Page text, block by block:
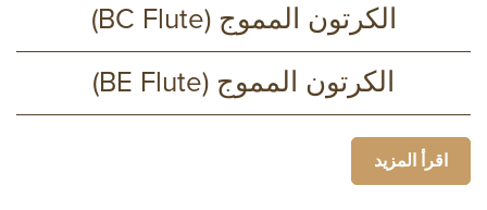
الكرتون المموج (BC Flute)
الكرتون المموج (BE Flute)
اقرأ المزيد